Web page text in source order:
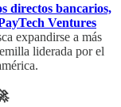
directos bancarios,
Ventures
expandirse a más
liderada por el